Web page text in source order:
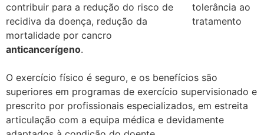
tolerância ao
tratamento
anticancerígeno.
O exercício físico é seguro, e os benefícios são
superiores em programas de exercício supervisionado e
prescrito por profissionais especializados, em estreita
articulação com a equipa médica e devidamente